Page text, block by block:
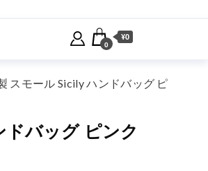
0
¥0
スモール Sicily ハンドバッグ ピ
バッグ ピンク